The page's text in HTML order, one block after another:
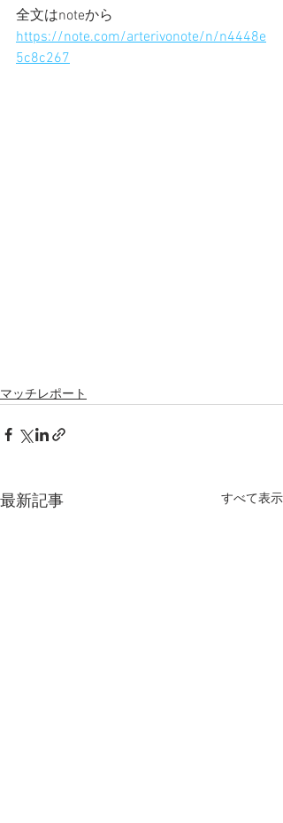
全文はnoteから
https://note.com/arterivonote/n/n4448e
5c8c267
マッチレポート
最新記事 すべて表示